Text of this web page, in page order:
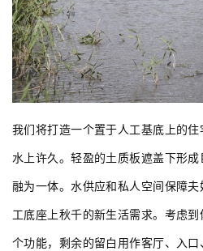
我们将打造一个置于人工基底上的
水上许久。轻盈的土质板遮盖下形
融为一体。水供应和私人空间保障
工底座上秋千的新生活需求。考虑
个功能，剩余的留白用作客厅、入